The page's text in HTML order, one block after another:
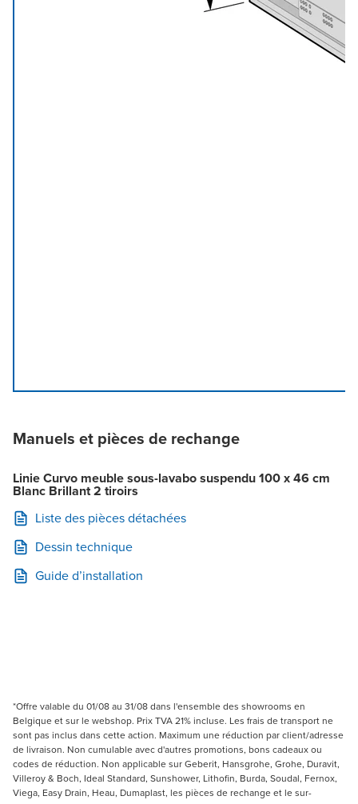
Manuels et pièces de rechange
Linie Curvo meuble sous-lavabo suspendu 100 x 46 cm
Blanc Brillant 2 tiroirs
Liste des pièces détachées
Dessin technique
Guide d’installation
*Offre valable du 01/08 au 31/08 dans l'ensemble des showrooms en
Belgique et sur le webshop. Prix TVA 21% incluse. Les frais de transport ne
sont pas inclus dans cette action. Maximum une réduction par client/adresse
de livraison. Non cumulable avec d'autres promotions, bons cadeaux ou
codes de réduction. Non applicable sur Geberit, Hansgrohe, Grohe, Duravit,
Villeroy & Boch, Ideal Standard, Sunshower, Lithofin, Burda, Soudal, Fernox,
Viega, Easy Drain, Heau, Dumaplast, les pièces de rechange et le sur-